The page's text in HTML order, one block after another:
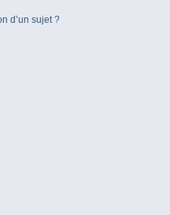
d’un sujet ?